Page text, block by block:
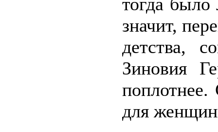
тогда
значит,
детства,
Зиновия
поплотнее.
для